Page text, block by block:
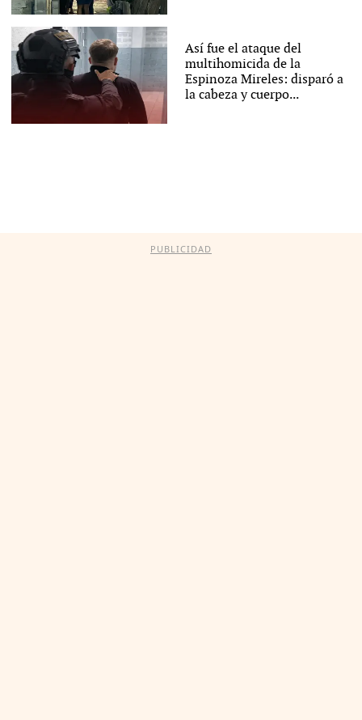
Así fue el ataque del
multihomicida de la
Espinoza Mireles: disparó a
la cabeza y cuerpo...
PUBLICIDAD